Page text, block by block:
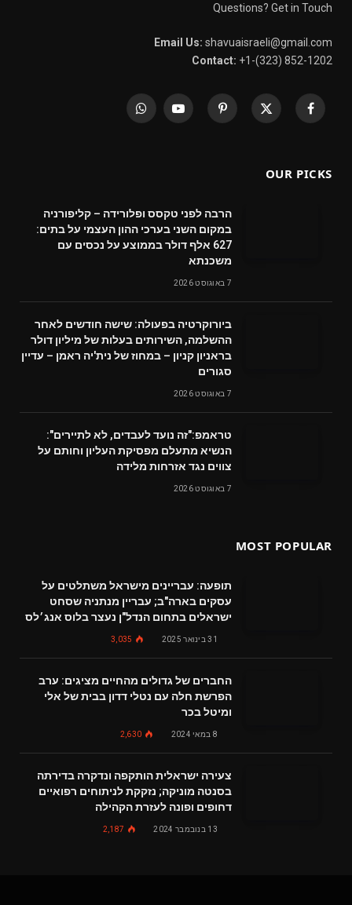
Questions? Get in Touch
Email Us: shavuaisraeli@gmail.com
Contact: +1-(323) 852-1202
Facebook
X
Pinterest
YouTube
WhatsApp
OUR PICKS
הרבה לפני טקסס ופלורידה – קליפורניה
במקום השני בערכי ההון העצמי על בתים:
627 אלף דולר בממוצע על נכסים עם
משכנתא
7 באוגוסט 2026
ביורוקרטיה בפעולה: שישה חודשים לאחר
ההשלמה, השירותים בעלות של מיליון דולר
בראניון קניון – במחוז של נית'יה ראמן – עדיין
סגורים
7 באוגוסט 2026
טראמפ:"זה נועד לעבדים, לא לתיירים":
הנשיא מתעלם מפסיקת העליון וחותם על
צווים נגד אזרחות מלידה
7 באוגוסט 2026
MOST POPULAR
תופעה: עבריינים מישראל משתלטים על
עסקים בארה"ב; עבריין מנתניה שסחט
ישראלים בתחום הנדל"ן נעצר בלוס אנג׳לס
31 בינואר 2025 3,035
החברים של גדולים מהחיים מציגים: ערב
הפרשת חלה עם נטלי דדון בבית של אלי
ומיטל בכר
8 במאי 2024 2,630
צעירה ישראלית הותקפה ונדקרה בדירתה
בסנטה מוניקה; נזקקת לניתוחים רפואיים
דחופים ופונה לעזרת הקהילה
13 בנובמבר 2024 2,187